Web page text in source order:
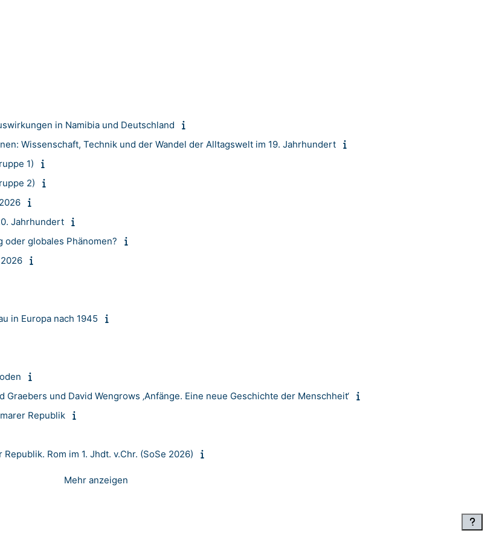
in Namibia und Deutschland
Wissenschaft, Technik und der Wandel der Alltagswelt im 19. Jahrhundert
1)
2)
Jahrhundert
oder globales Phänomen?
in Europa nach 1945
und David Wengrows ‚Anfänge. Eine neue Geschichte der Menschheit‘
Republik
Rom im 1. Jhdt. v.Chr. (SoSe 2026)
Mehr anzeigen